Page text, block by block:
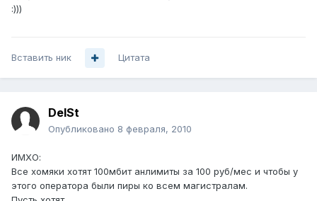
:)))
Вставить ник Цитата
DelSt
Опубликовано 8 февраля, 2010
ИМХО:
Все хомяки хотят 100мбит анлимиты за 100 руб/мес и чтобы у
этого оператора были пиры ко всем магистралам.